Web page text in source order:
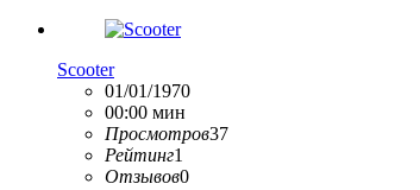
Scooter
01/01/1970
00:00 мин
Просмотров37
Рейтинг1
Отзывов0